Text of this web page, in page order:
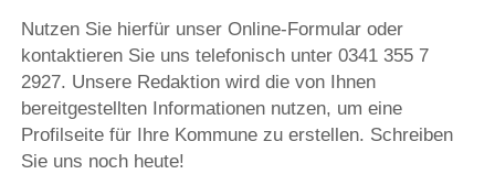
Nutzen Sie hierfür unser Online-Formular oder
kontaktieren Sie uns telefonisch unter 0341 355 7
2927. Unsere Redaktion wird die von Ihnen
bereitgestellten Informationen nutzen, um eine
Profilseite für Ihre Kommune zu erstellen. Schreiben
Sie uns noch heute!